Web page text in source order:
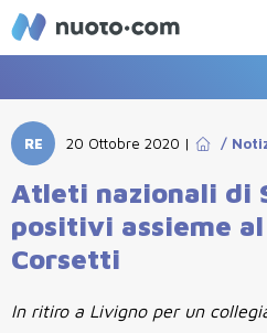
RE 20 Ottobre 2020 | /
Atleti nazionali di
positivi assieme
Corsetti
In ritiro a Livigno per un